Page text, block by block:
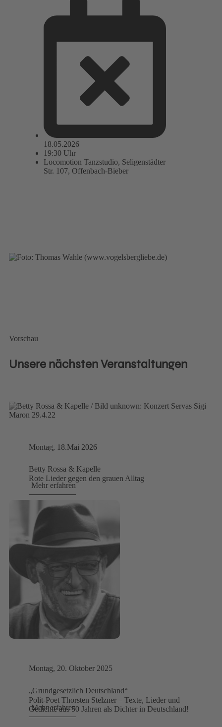
18.05.2026
19:30 Uhr
Locomotion Tanzstudio, Seligenstädter
Str. 107, Offenbach-Bieber
Vorschau
Unsere nächsten Veranstaltungen
Montag, 18.Mai 2026
Betty Rossa & Kapelle
Rote Lieder gegen den grauen Alltag
Mehr erfahren
Montag, 20. Oktober 2025
„Grundgesetzlich Deutschland“
Polit-Poet Thorsten Stelzner – Texte, Lieder und
Gedichte aus 50 Jahren als Dichter in Deutschland!
Mehr erfahren